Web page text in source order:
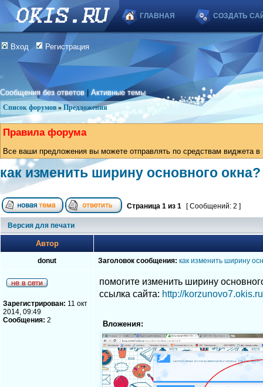
ГЛАВНАЯ СОЗДАТЬ
Вход Регистрация
Сообщения без ответов |Активные темы
Список форумов » Предложения
Правила форума
Все ваши предложения вы можете отправлять по средствам виджета
как изменить ширину основного окна?
Страница 1 из 1 [ Сообщений: 2 ]
Версия для печати
Автор
donut Заголовок сообщения: как изменить ширину
Зарегистрирован: 11 окт
2014, 09:49
Сообщения: 2
помогите изменить ширину
ссылка сайта: http://
Вложения: